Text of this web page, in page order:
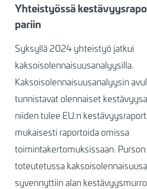
Yhteistyössä
pariin
Syksyllä 2024 yhteistyö jatkui
kaksoisolennaisuusanalyysilla.
Kaksoisolennaisuusanalyysin
tunnistavat olennaiset
niiden tulee EU:n
mukaisesti raportoida omissa
toimintakertomuksissaan.
toteutetussa
syvennyttiin alan